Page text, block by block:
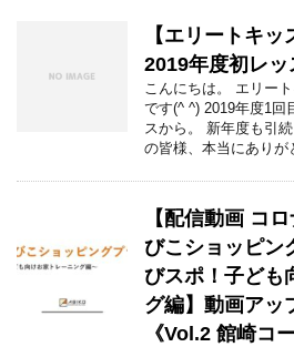
【エリートキッ
2019年度初レ
こんにちは。 エリー
です(^ ^) 2019年度1回
スから。 新年度も引
の皆様、本当にありが
【配信動画 コ
びこショッピン
びスポ！子ども
グ編】動画アッ
《Vol.2 館崎コ